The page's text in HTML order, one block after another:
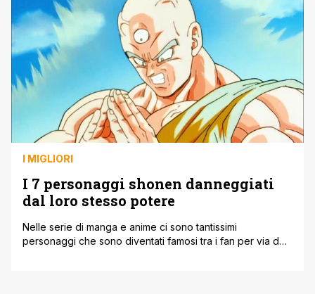
I MIGLIORI
I 7 personaggi shonen danneggiati
dal loro stesso potere
Nelle serie di manga e anime ci sono tantissimi
personaggi che sono diventati famosi tra i fan per via del